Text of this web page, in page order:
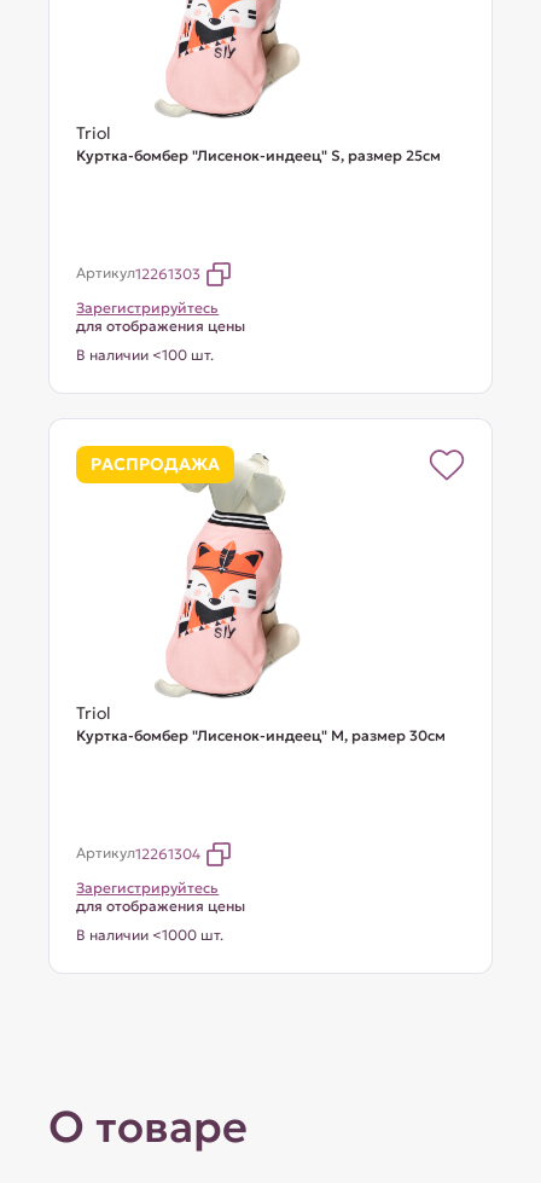
Triol
Куртка-бомбер "Лисенок-индеец" S, размер 25см
Артикул12261303
Зарегистрируйтесь
для отображения цены
В наличии <100 шт.
РАСПРОДАЖА
Triol
Куртка-бомбер "Лисенок-индеец" M, размер 30см
Артикул12261304
Зарегистрируйтесь
для отображения цены
В наличии <1000 шт.
О товаре